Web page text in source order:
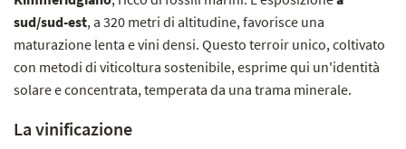
sud/sud-est, a 320 metri di altitudine, favorisce una
maturazione lenta e vini densi. Questo terroir unico, coltivato
con metodi di viticoltura sostenibile, esprime qui un'identità
solare e concentrata, temperata da una trama minerale.
La vinificazione